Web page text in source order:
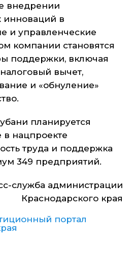
внедрении
инноваций в
и управленческие
компании становятся
поддержки, включая
вычет,
и «обнуление»
планируется
в нацпроекте
труда и поддержка
349 предприятий.
служба администрации
Краснодарского края
портал